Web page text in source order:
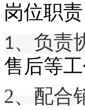
岗位职责
1、负责
售后等工
2、 配合